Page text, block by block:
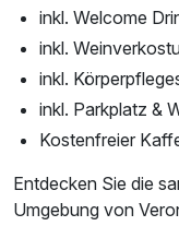
inkl. Welcome
inkl.
inkl.
inkl. Parkplatz &
Kostenfreier
Entdecken Sie die
Umgebung von